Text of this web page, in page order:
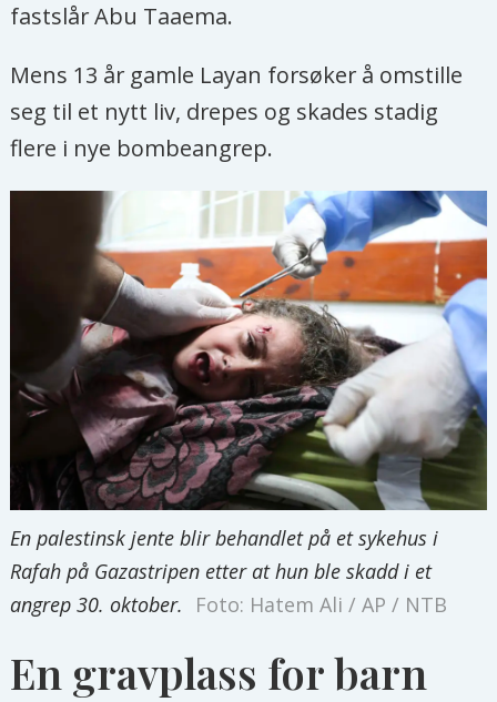
fastslår Abu Taaema.
Mens 13 år gamle Layan forsøker å omstille
seg til et nytt liv, drepes og skades stadig
flere i nye bombeangrep.
En palestinsk jente blir behandlet på et sykehus i
Rafah på Gazastripen etter at hun ble skadd i et
angrep 30. oktober.
Foto: Hatem Ali / AP / NTB
En gravplass for barn